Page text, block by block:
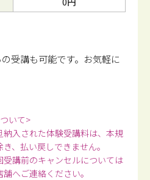
受講も可能です。 お気軽に
いて>
納入された体験受講料は、本規
、払い戻しできません。
受講前のキャンセルについては
へご連絡ください。